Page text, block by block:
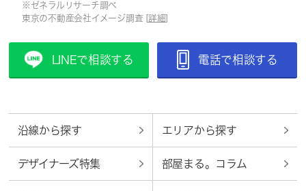
※ゼネラルリサーチ調べ
東京の不動産会社イメージ調査 [ 詳細
LINEで相談する 電話で相談する
沿線から探す エリアから探す
デザイナーズ特集 部屋まる。コラム